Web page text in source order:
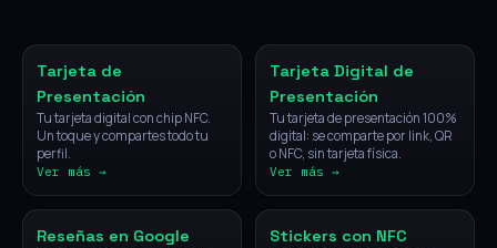
Tarjeta de
Presentación
Tu tarjeta digital con chip NFC.
Un toque y compartes todo tu
perfil.
Ver más →
Tarjeta Digital de
Presentación
Tu tarjeta de presentación 100%
digital: se comparte por link, QR
o NFC, sin tarjeta física.
Ver más →
NFC
Reseñas en Google
NFC
Stickers con NFC